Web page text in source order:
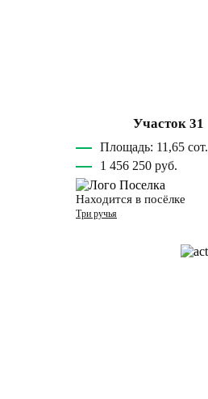
Участок 31
Площадь: 11,65 сот.
1 456 250 руб.
Находится в посёлке
Три ручья